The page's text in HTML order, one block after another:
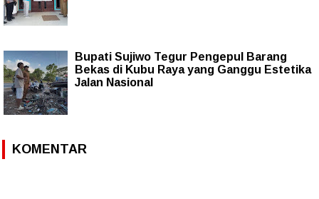
Bupati Sujiwo Tegur Pengepul Barang
Bekas di Kubu Raya yang Ganggu Estetika
Jalan Nasional
KOMENTAR